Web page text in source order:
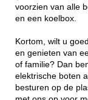
voorzien van alle
en een koelbox.
Kortom, wilt u
en genieten van
of familie? Dan
elektrische boten
besturen op de